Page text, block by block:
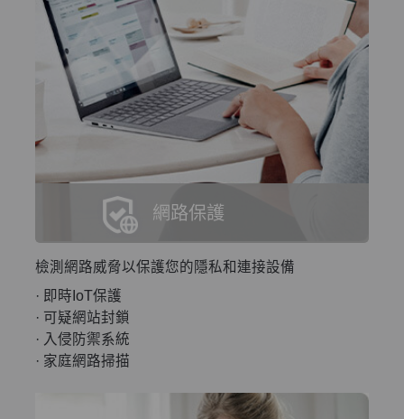
網路保護
檢測網路威脅以保護您的隱私和連接設備
· 即時IoT保護
· 可疑網站封鎖
· 入侵防禦系統
· 家庭網路掃描